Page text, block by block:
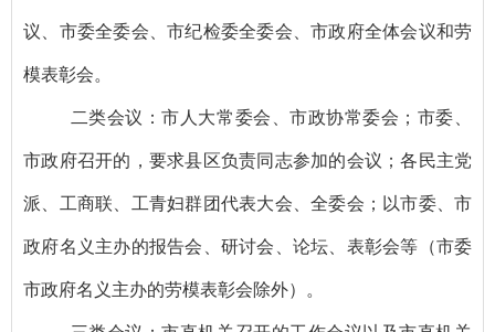
议、市委全委会、市纪检委全委会、市政府全体会议和劳
模表彰会。
二类会议：市人大常委会、市政协常委会；市委、
市政府召开的，要求县区负责同志参加的会议；各民主党
派、工商联、工青妇群团代表大会、全委会；以市委、市
政府名义主办的报告会、研讨会、论坛、表彰会等（市委
市政府名义主办的劳模表彰会除外）。